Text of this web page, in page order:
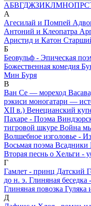
АБВГДЖЗИКЛМНОПРС
А
Агесилай и Помпей
Антоний и Клеопатра
Аристид и Катон
Б
Беовульф - Эпическая
Божественная комедия
Мин Буря
В
Ван Се — мореход
рэкиси моногатари —
XII в.) Венецианский
Пахаре - Поэма
тигровой шкуре Война
Волшебное изголовье -
Восьмая поэма Всадники
Вторая песнь о Хельги -
Г
Гамлет - принц Датский
до н. э. Глиняная
Глиняная повозка
Д